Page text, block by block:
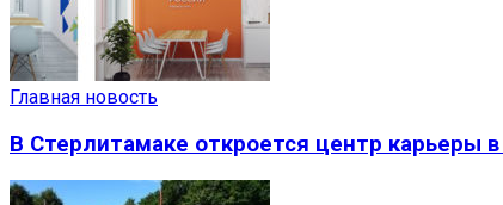
Главная новость
В Стерлитамаке откроется центр карьеры